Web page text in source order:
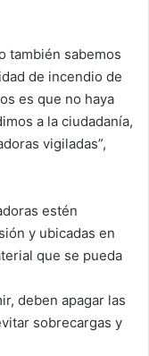
también sabemos
de incendio de
es que no haya
a la ciudadanía,
vigiladas”,
estén
y ubicadas en
que se pueda
deben apagar las
sobrecargas y